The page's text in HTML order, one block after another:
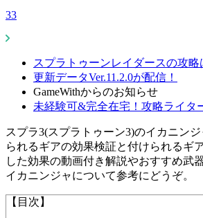
33
スプラトゥーンレイダースの攻略
更新データVer.11.2.0が配信！
GameWithからのお知らせ
未経験可&完全在宅！攻略ライタ
スプラ3(スプラトゥーン3)のイカニン
られるギアの効果検証と付けられるギ
した効果の動画付き解説やおすすめ武
イカニンジャについて参考にどうぞ。
【目次】